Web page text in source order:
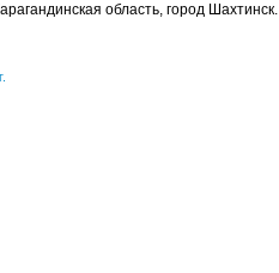
область, город Шахтинск.